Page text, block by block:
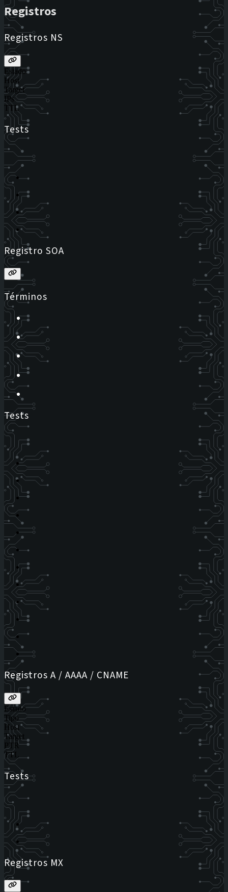
Registros
Registros NS
Estado
Host
Target
IPs
TTL
Tests
Registro SOA
Términos
Tests
Registros A / AAAA / CNAME
Estado
Tipo
Host
Target
PTR
TTL
Tests
Registros MX